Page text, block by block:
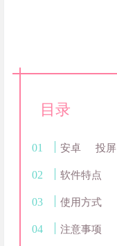
目录
安卓 投屏
软件特点
使用方式
注意事项